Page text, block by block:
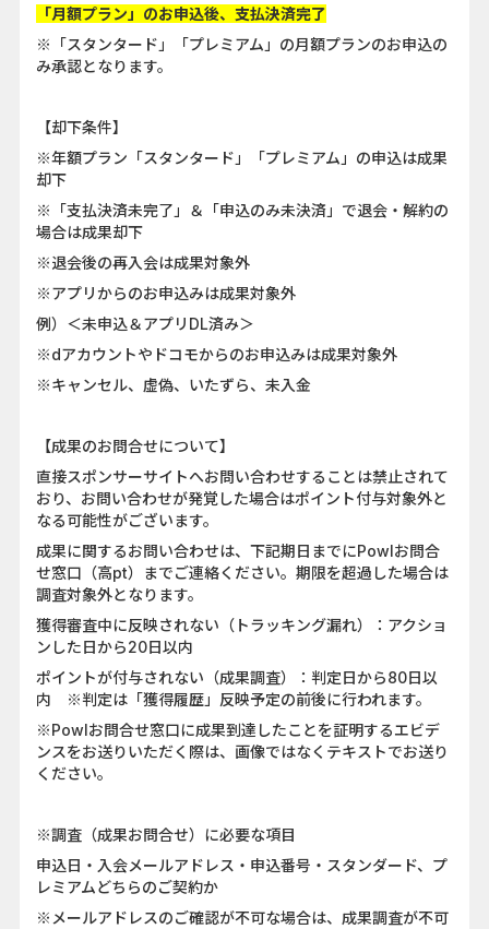
「月額プラン」のお申込後、支払決済完了
※「スタンタード」「プレミアム」の月額プランのお申込の
み承認となります。
【却下条件】
※年額プラン「スタンタード」「プレミアム」の申込は成果
却下
※「支払決済未完了」＆「申込のみ未決済」で退会・解約の
場合は成果却下
※退会後の再入会は成果対象外
※アプリからのお申込みは成果対象外
例）＜未申込＆アプリDL済み＞
※dアカウントやドコモからのお申込みは成果対象外
※キャンセル、虚偽、いたずら、未入金
【成果のお問合せについて】
直接スポンサーサイトへお問い合わせすることは禁止されて
おり、お問い合わせが発覚した場合はポイント付与対象外と
なる可能性がございます。
成果に関するお問い合わせは、下記期日までにPowlお問合
せ窓口（高pt）までご連絡ください。期限を超過した場合は
調査対象外となります。
獲得審査中に反映されない（トラッキング漏れ）：アクショ
ンした日から20日以内
ポイントが付与されない（成果調査）：判定日から80日以
内 ※判定は「獲得履歴」反映予定の前後に行われます。
※Powlお問合せ窓口に成果到達したことを証明するエビデ
ンスをお送りいただく際は、画像ではなくテキストでお送り
ください。
※調査（成果お問合せ）に必要な項目
申込日・入会メールアドレス・申込番号・スタンダード、プ
レミアムどちらのご契約か
※メールアドレスのご確認が不可な場合は、成果調査が不可